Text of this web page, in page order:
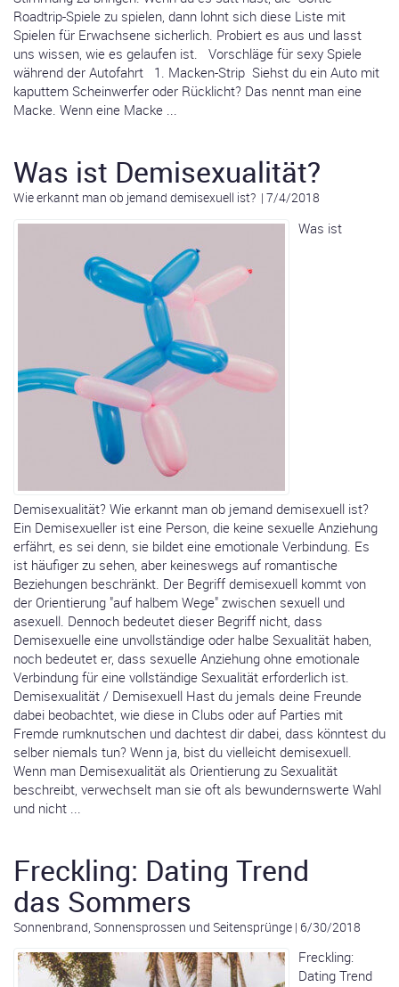
Roadtrip-Spiele zu spielen, dann lohnt sich diese Liste mit
Spielen für Erwachsene sicherlich. Probiert es aus und lasst
uns wissen, wie es gelaufen ist. Vorschläge für sexy Spiele
während der Autofahrt 1. Macken-Strip Siehst du ein Auto mit
kaputtem Scheinwerfer oder Rücklicht? Das nennt man eine
Macke. Wenn eine Macke ...
Was ist Demisexualität?
Wie erkannt man ob jemand demisexuell ist? | 7/4/2018
Was ist
Demisexualität? Wie erkannt man ob jemand demisexuell ist?
Ein Demisexueller ist eine Person, die keine sexuelle Anziehung
erfährt, es sei denn, sie bildet eine emotionale Verbindung. Es
ist häufiger zu sehen, aber keineswegs auf romantische
Beziehungen beschränkt. Der Begriff demisexuell kommt von
der Orientierung "auf halbem Wege" zwischen sexuell und
asexuell. Dennoch bedeutet dieser Begriff nicht, dass
Demisexuelle eine unvollständige oder halbe Sexualität haben,
noch bedeutet er, dass sexuelle Anziehung ohne emotionale
Verbindung für eine vollständige Sexualität erforderlich ist.
Demisexualität / Demisexuell Hast du jemals deine Freunde
dabei beobachtet, wie diese in Clubs oder auf Parties mit
Fremde rumknutschen und dachtest dir dabei, dass könntest du
selber niemals tun? Wenn ja, bist du vielleicht demisexuell.
Wenn man Demisexualität als Orientierung zu Sexualität
beschreibt, verwechselt man sie oft als bewundernswerte Wahl
und nicht ...
Freckling: Dating Trend
das Sommers
Sonnenbrand, Sonnensprossen und Seitensprünge | 6/30/2018
Freckling:
Dating Trend